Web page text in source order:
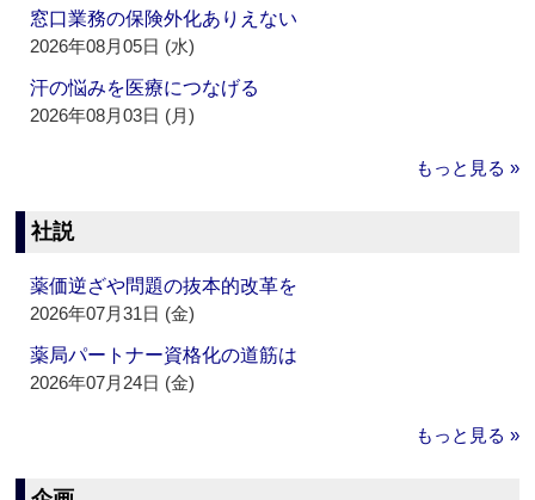
窓口業務の保険外化ありえない
2026年08月05日 (水)
汗の悩みを医療につなげる
2026年08月03日 (月)
もっと見る »
社説
薬価逆ざや問題の抜本的改革を
2026年07月31日 (金)
薬局パートナー資格化の道筋は
2026年07月24日 (金)
もっと見る »